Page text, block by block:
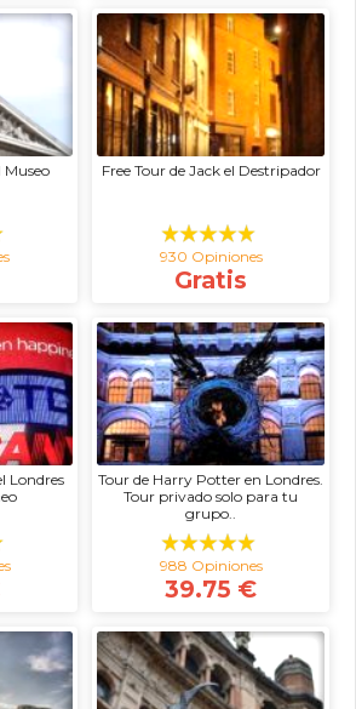
Free Tour de Jack el Destripador
930 Opiniones
Gratis
Londres
Tour de Harry Potter en Londres.
Tour privado solo para tu
grupo..
988 Opiniones
39.75 €